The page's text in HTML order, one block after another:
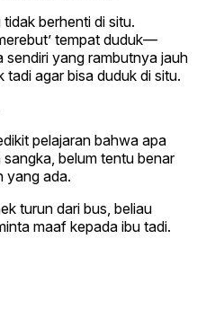
berhenti di situ.
tempat duduk—
yang rambutnya jauh
tadi agar bisa duduk di situ.
pelajaran bahwa apa
belum tentu benar
yang ada.
turun dari bus, beliau
maaf kepada ibu tadi.